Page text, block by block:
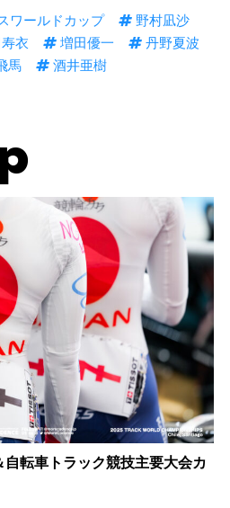
ワールドカップ
野村凪沙
衣 増田優一
丹野夏波
馬
酒井亜樹
自転車トラック競技主要大会カ